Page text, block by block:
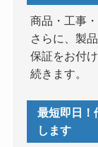
商品・工事
さらに、製
保証をお付
続きます。
最短即日！
します